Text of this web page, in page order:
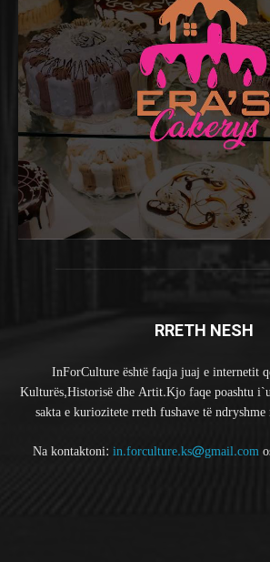
RRETH NESH
InForCulture është faqja juaj e internetit
Kulturës,Historisë dhe Artit.Kjo faqe poashtu
sakta e kuriozitete rreth fushave të
Na kontaktoni: in.forculture.ks@gmail.com